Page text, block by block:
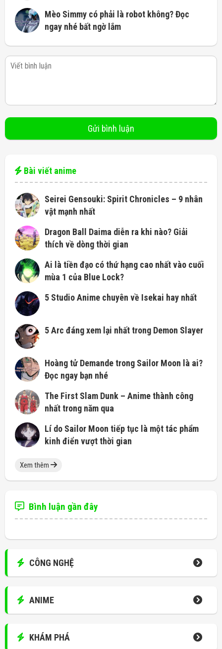
Mèo Simmy có phải là robot không? Đọc
ngay nhé bất ngờ lắm
Bài viết anime
Seirei Gensouki: Spirit Chronicles – 9 nhân
vật mạnh nhất
Dragon Ball Daima diễn ra khi nào? Giải
thích về dòng thời gian
Ai là tiền đạo có thứ hạng cao nhất vào cuối
mùa 1 của Blue Lock?
5 Studio Anime chuyên về Isekai hay nhất
5 Arc đáng xem lại nhất trong Demon Slayer
Hoàng tử Demande trong Sailor Moon là ai?
Đọc ngay bạn nhé
The First Slam Dunk – Anime thành công
nhất trong năm qua
Lí do Sailor Moon tiếp tục là một tác phẩm
kinh điển vượt thời gian
Xem thêm
Bình luận gần đây
CÔNG NGHỆ
ANIME
KHÁM PHÁ